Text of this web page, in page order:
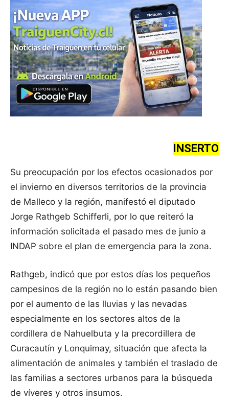
INSERTO
Su preocupación por los efectos ocasionados por
el invierno en diversos territorios de la provincia
de Malleco y la región, manifestó el diputado
Jorge Rathgeb Schifferli, por lo que reiteró la
información solicitada el pasado mes de junio a
INDAP sobre el plan de emergencia para la zona.
Rathgeb, indicó que por estos días los pequeños
campesinos de la región no lo están pasando bien
por el aumento de las lluvias y las nevadas
especialmente en los sectores altos de la
cordillera de Nahuelbuta y la precordillera de
Curacautín y Lonquimay, situación que afecta la
alimentación de animales y también el traslado de
las familias a sectores urbanos para la búsqueda
de víveres y otros insumos.